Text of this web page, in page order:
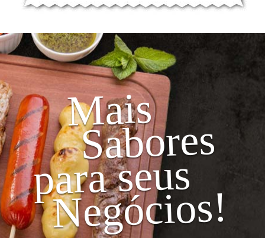
Mais
Sabores
para seus
Negócios!